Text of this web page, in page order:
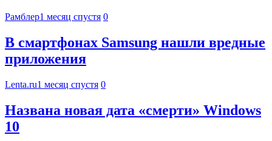
Рамблер1 месяц спустя 0
В смартфонах Samsung нашли вредные
приложения
Lenta.ru1 месяц спустя 0
Названа новая дата «смерти» Windows
10